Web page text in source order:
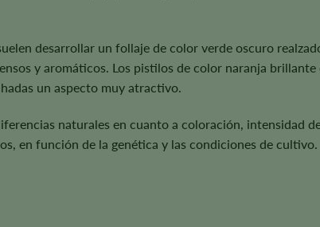
desarrollar un follaje de color verde oscuro
y aromáticos. Los pistilos de color naranja
un aspecto muy atractivo.
naturales en cuanto a coloración, intensidad
en función de la genética y las condiciones de cultivo.